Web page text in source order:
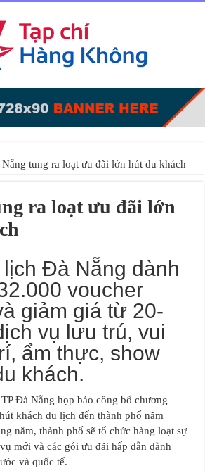
tung ra loạt ưu đãi lớn hút du khách
ra loạt ưu đãi lớn
Đà Nẵng dành
voucher
giảm giá từ 20-
vụ lưu trú, vui
ẩm thực, show
khách.
Đà Nẵng họp báo công bố chương
khách du lịch đến thành phố năm
năm, thành phố sẽ tổ chức hàng loạt sự
mới và các gói ưu đãi hấp dẫn dành
và quốc tế.